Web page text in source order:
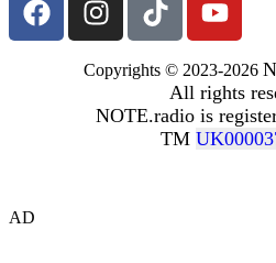
Copyrights © 2023-2026
All rights
NOTE.radio is
TM
AD